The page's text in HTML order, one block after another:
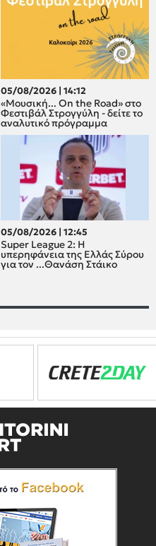
05/08/2026 | 14:12
«Μουσική... On the Road» στο
Φεστιβάλ Στρογγύλη - δείτε το
αναλυτικό πρόγραμμα
05/08/2026 | 12:45
Super League 2: H
υπερηφάνεια της Ελλάς Σύρου
για τον ...Θανάση Στάικο